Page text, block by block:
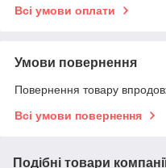
Всі умови оплати
Умови повернення
Повернення товару
Всі умови повернення
Подібні товари